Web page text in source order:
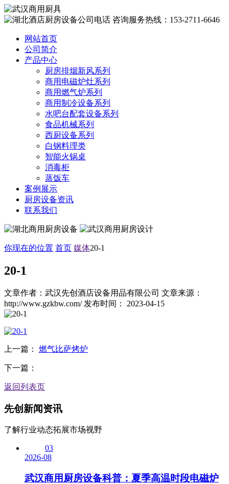
咨询服务热线：153-2711-6646
网站首页
公司简介
产品中心
厨房排烟新风系列
商用电磁炉灶系列
商用燃气炉系列
商用制冷设备系列
水吧台配套设备系列
食品机械系列
西厨设备系列
白钢料理类
智能火锅桌
消毒柜
蒸饭车
案例展示
厨房设备资讯
联系我们
你现在的位置 首页 媒体20-1
20-1
文章作者：武汉先创酒店设备用品有限公司 文章来源：
http://www.gzkbw.com/ 发布时间： 2023-04-15
上一篇： 燃气比萨烤炉
下一篇：
返回列表页
先创 新闻资讯
了解行业动态拓展市场视野
03
2026-08
武汉商用厨房设备科普：夏季高温时段电磁炉